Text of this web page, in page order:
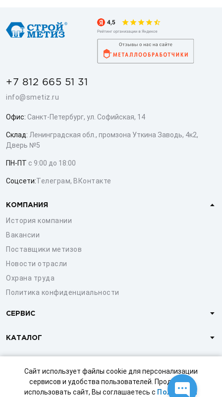
Сайт использует файлы cookie для персонализации
сервисов и удобства пользователей. Продолжая
использовать сайт, Вы соглашаетесь с Политикой
+7 812 665 51 31
info@smetiz.ru
Офис: Санкт-Петербург, ул. Софийская, 14
Склад: Ленинградская обл., промзона Уткина Заводь, 4к2,
Дверь №5
ПН-ПТ с 9:00 до 18:00
Соцсети:Телеграм, ВКонтакте
КОМПАНИЯ
История компании
Вакансии
Поставщики метизов
Новости отрасли
Охрана труда
Политика конфиденциальности
СЕРВИС
КАТАЛОГ